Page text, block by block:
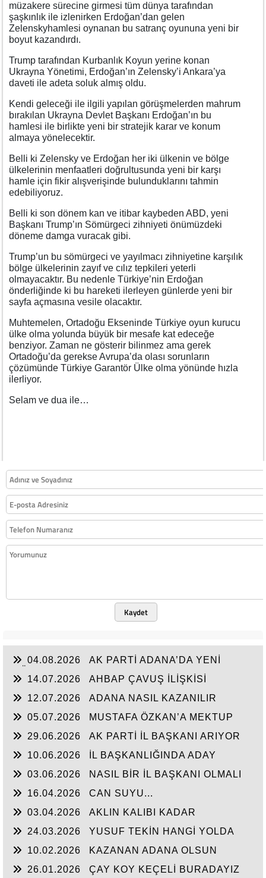
müzakere sürecine girmesi tüm dünya tarafından
şaşkınlık ile izlenirken Erdoğan’dan gelen
Zelenskyhamlesi oynanan bu satranç oyununa yeni bir
boyut kazandırdı.
Trump tarafından Kurbanlık Koyun yerine konan
Ukrayna Yönetimi, Erdoğan’ın Zelensky’i Ankara’ya
daveti ile adeta soluk almış oldu.
Kendi geleceği ile ilgili yapılan görüşmelerden mahrum
bırakılan Ukrayna Devlet Başkanı Erdoğan’ın bu
hamlesi ile birlikte yeni bir stratejik karar ve konum
almaya yönelecektir.
Belli ki Zelensky ve Erdoğan her iki ülkenin ve bölge
ülkelerinin menfaatleri doğrultusunda yeni bir karşı
hamle için fikir alışverişinde bulunduklarını tahmin
edebiliyoruz.
Belli ki son dönem kan ve itibar kaybeden ABD, yeni
Başkanı Trump’ın Sömürgeci zihniyeti önümüzdeki
döneme damga vuracak gibi.
Trump’un bu sömürgeci ve yayılmacı zihniyetine karşılık
bölge ülkelerinin zayıf ve cılız tepkileri yeterli
olmayacaktır. Bu nedenle Türkiye’nin Erdoğan
önderliğinde ki bu hareketi ilerleyen günlerde yeni bir
sayfa açmasına vesile olacaktır.
Muhtemelen, Ortadoğu Ekseninde Türkiye oyun kurucu
ülke olma yolunda büyük bir mesafe kat edeceğe
benziyor. Zaman ne gösterir bilinmez ama gerek
Ortadoğu’da gerekse Avrupa’da olası sorunların
çözümünde Türkiye Garantör Ülke olma yönünde hızla
ilerliyor.
Selam ve dua ile…
Kaydet
04.08.2026
AK PARTİ ADANA’DA YENİ
14.07.2026
AHBAP ÇAVUŞ İLİŞKİSİ
12.07.2026
ADANA NASIL KAZANILIR
05.07.2026
MUSTAFA ÖZKAN’A MEKTUP
29.06.2026
AK PARTİ İL BAŞKANI ARIYOR
10.06.2026
İL BAŞKANLIĞINDA ADAY
03.06.2026
NASIL BİR İL BAŞKANI OLMALI
16.04.2026
CAN SUYU...
03.04.2026
AKLIN KALIBI KADAR
24.03.2026
YUSUF TEKİN HANGİ YOLDA
10.02.2026
KAZANAN ADANA OLSUN
26.01.2026
ÇAY KOY KEÇELİ BURADAYIZ